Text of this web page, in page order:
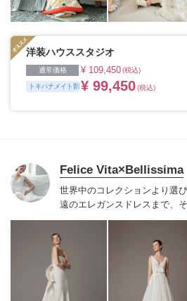
洋装ハウススタジオ
通常価格 ¥ 109,450(税込)
トキハナメイト割 ¥ 99,450(税込)
Felice Vita×Bellissima
世界中のコレクションより選
遠のエレガンスドレスまで、
花嫁にふさわしいドレスをご
Vita×Bellissimaならではのこ
志向の花嫁が納得するドレス
=ワンランク上の花嫁を演出致